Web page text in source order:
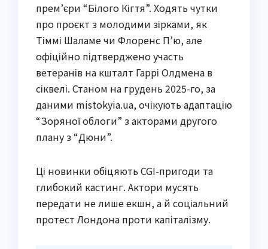
прем’єри “Білого Кігтя”. Ходять чутки
про проєкт з молодими зірками, як
Тіммі Шаламе чи Флоренс П’ю, але
офіційно підтверджено участь
ветеранів на кшталт Гаррі Олдмена в
сіквелі. Станом на грудень 2025-го, за
даними mistokyia.ua, очікують адаптацію
“Зоряної облоги” з акторами другого
плану з “Дюни”.
Ці новинки обіцяють CGI-пригоди та
глибокий кастинг. Актори мусять
передати не лише екшн, а й соціальний
протест Лондона проти капіталізму.